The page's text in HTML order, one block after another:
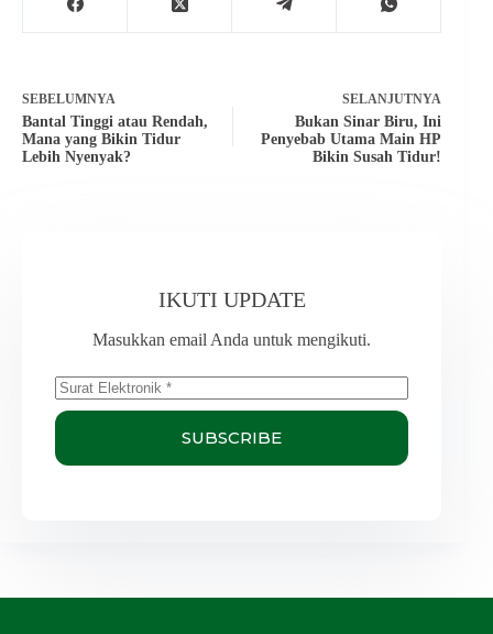
SEBELUMNYA
Bantal Tinggi atau Rendah,
Mana yang Bikin Tidur
Lebih Nyenyak?
SELANJUTNYA
Bukan Sinar Biru, Ini
Penyebab Utama Main HP
Bikin Susah Tidur!
IKUTI UPDATE
Masukkan email Anda untuk mengikuti.
SUBSCRIBE